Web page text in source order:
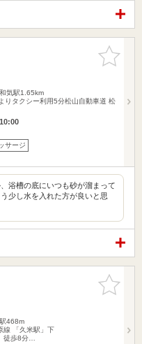
お気に入
りに追加
気駅1.65km
りタクシー利用5分松山自動車道 松
サージ
浴槽の底にいつも砂が溜まって
少し水を入れた方が良いと思
お気に入
りに追加
468m
線 「久米駅」下
徒歩8分…